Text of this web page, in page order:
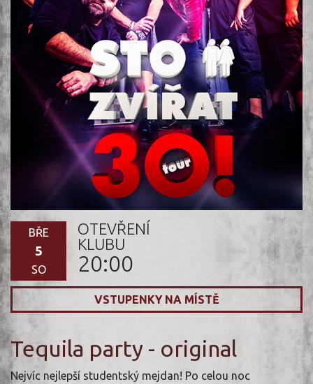
BŘE
5
SO
OTEVŘENÍ
KLUBU
20:00
VSTUPENKY NA MÍSTĚ
Tequila party - original
Nejvíc nejlepší studentský mejdan! Po celou noc